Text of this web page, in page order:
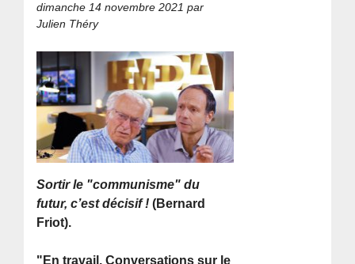
dimanche 14 novembre 2021 par
Julien Théry
Sortir le "communisme" du
futur, c’est décisif ! (Bernard
Friot).
"En travail. Conversations sur le